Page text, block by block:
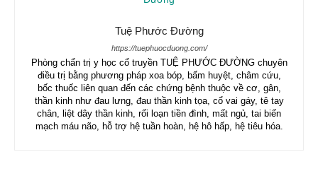
Tuệ Phước Đường
https://tuephuocduong.com/
Phòng chẩn trị y học cổ truyền TUỆ PHƯỚC ĐƯỜNG chuyên
điều trị bằng phương pháp xoa bóp, bấm huyệt, châm cứu,
bốc thuốc liên quan đến các chứng bệnh thuộc về cơ, gân,
thần kinh như đau lưng, đau thần kinh tọa, cổ vai gáy, tê tay
chân, liệt dây thần kinh, rối loạn tiền đình, mất ngủ, tai biến
mạch máu não, hỗ trợ hệ tuần hoàn, hệ hô hấp, hệ tiêu hóa.